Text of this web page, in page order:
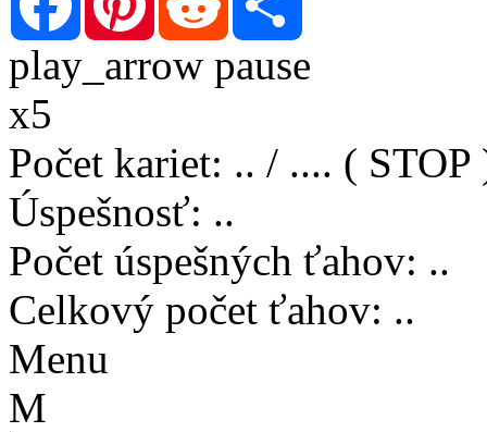
play_arrow pause
x5
Počet kariet: .. / .... ( STOP
Úspešnosť: ..
Počet úspešných ťahov: ..
Celkový počet ťahov: ..
Menu
M